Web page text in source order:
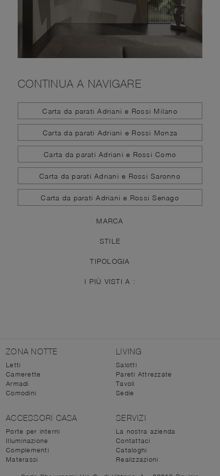
CONTINUA A NAVIGARE
Carta da parati Adriani e Rossi Milano
Carta da parati Adriani e Rossi Monza
Carta da parati Adriani e Rossi Como
Carta da parati Adriani e Rossi Saronno
Carta da parati Adriani e Rossi Senago
MARCA
STILE
TIPOLOGIA
I PIÙ VISTI A :
ZONA NOTTE
Letti
Camerette
Armadi
Comodini
LIVING
Salotti
Pareti Attrezzate
Tavoli
Sedie
ACCESSORI CASA
Porte per interni
Illuminazione
Complementi
Materassi
SERVIZI
La nostra azienda
Contattaci
Cataloghi
Realizzazioni